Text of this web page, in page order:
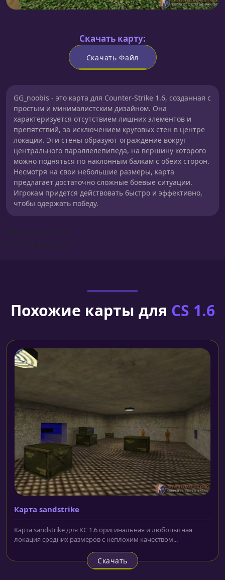
Скачать карту:
Скачать Файл
GG_noobis - это карта для Counter-Strike 1.6, созданная с
простым и минималистским дизайном. Она
характеризуется отсутствием лишних элементов и
препятствий, за исключением круговых стен в центре
локации. Эти стены образуют ограждение вокруг
центрального параллелепипеда, на вершину которого
можно подняться по наклонным балкам с обеих сторон.
Несмотря на свои небольшие размеры, карта
предлагает достаточно сложные боевые ситуации.
Игрокам придется действовать быстро и эффективно,
чтобы одержать победу.
Похожие карты для CS 1.6
Карта sandstrike
Карта sandstrike для КС 1.6 оригинальная и любопытная
локация средних размеров с неплохим качеством...
Скачать